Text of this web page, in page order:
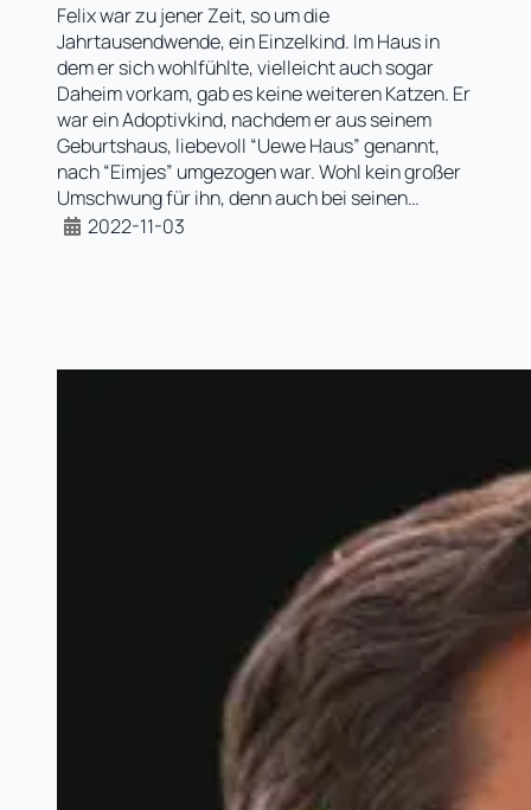
Felix war zu jener Zeit, so um die
Jahrtausendwende, ein Einzelkind. Im Haus in
dem er sich wohlfühlte, vielleicht auch sogar
Daheim vorkam, gab es keine weiteren Katzen. Er
war ein Adoptivkind, nachdem er aus seinem
Geburtshaus, liebevoll “Uewe Haus” genannt,
nach “Eimjes” umgezogen war. Wohl kein großer
Umschwung für ihn, denn auch bei seinen…
2022-11-03